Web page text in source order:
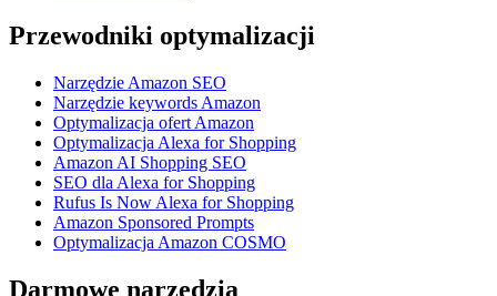
Przewodniki optymalizacji
Narzędzie Amazon SEO
Narzędzie keywords Amazon
Optymalizacja ofert Amazon
Optymalizacja Alexa for Shopping
Amazon AI Shopping SEO
SEO dla Alexa for Shopping
Rufus Is Now Alexa for Shopping
Amazon Sponsored Prompts
Optymalizacja Amazon COSMO
Darmowe narzędzia